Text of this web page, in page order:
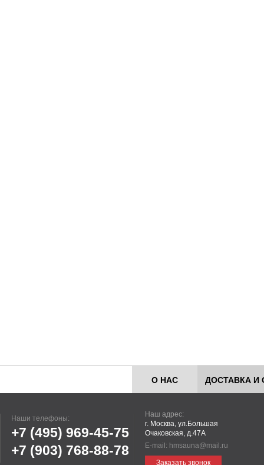
О НАС ДОСТАВКА И
Наши телефоны:
+7 (495) 969-45-75
+7 (903) 768-88-78
Наш адрес:
г. Москва, ул.Большая
Очаковская, д.47А
E-mail: hmsauna@mail.ru
Заказать звонок